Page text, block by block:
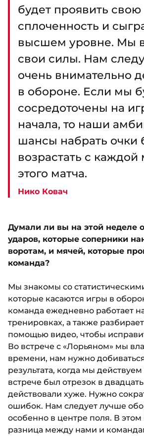
будет проявить свою
сплоченность и
высшем уровне. Мы
свои силы. Нам
очень внимательно
в обороне. Если мы
сосредоточены на
начала, то наши
шансы набрать очки
возрастать с каждой
этого матча.
Нико Ковач
Думали ли вы на этой неделе
ударов, которые соперники
воротам, и мячей, которые
команда?
Мы знакомы со
которые касаются игры в
команда ежедневно работает
тренировках, а также
помощью видео, чтобы
Во встрече с «Лорьяном» мы
времени, нам нужно
результата, когда мы
встрече был отрезок в
действовали хуже. Нужно
ошибок. Нам следует лучше
особенно в центре поля. В этом
разница между нами и